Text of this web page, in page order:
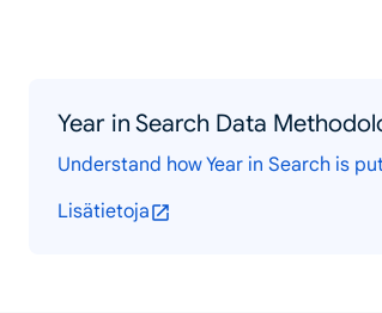
Year in Search Data
Understand how Year in Search is
Lisätietoja